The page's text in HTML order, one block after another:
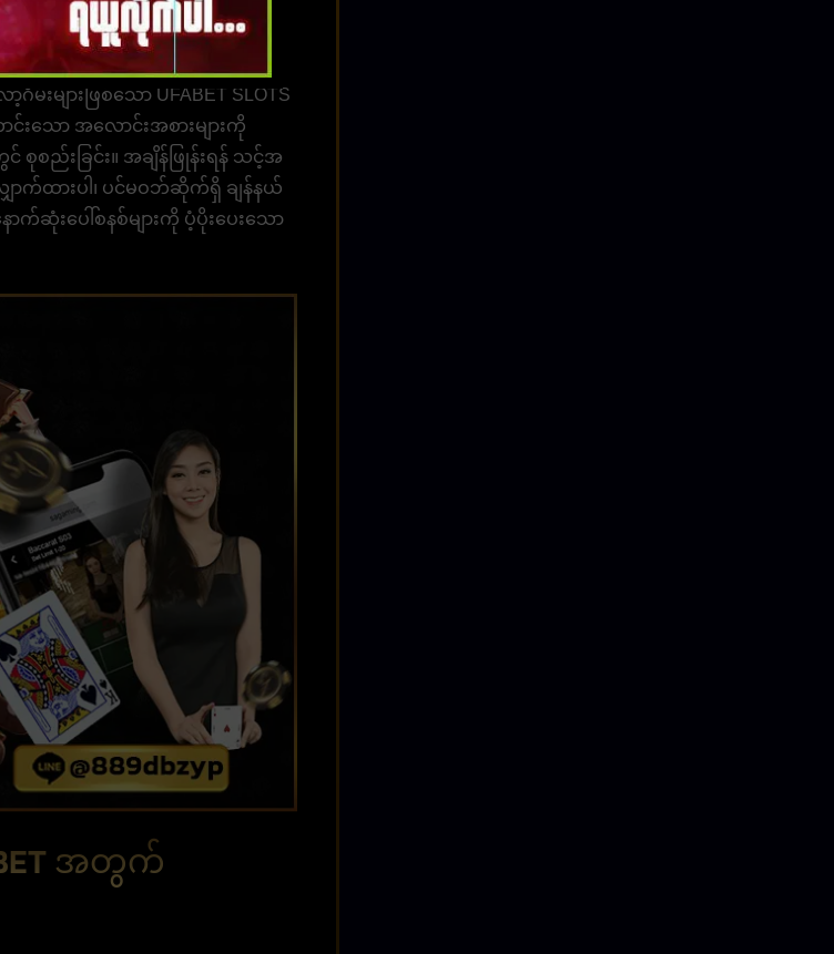
ပါစေ ကျွန်ုပ်တို့၏ဝန်ထမ်းများကို
2023 ကိုလျှောက်ထားပါ။ လူတိုင်း
ားဖြစ်သော UFABET SLOTS
ော အလောင်းအစားများကို
စည်းခြင်း။ အချိန်ဖြုန်းရန် သင့်အ
ာက်ထားပါ၊ ပင်မဝဘ်ဆိုက်ရှိ ချန်နယ်
ဆုံးပေါ်စနစ်များကို ပံ့ပိုးပေးသော
အတွက်